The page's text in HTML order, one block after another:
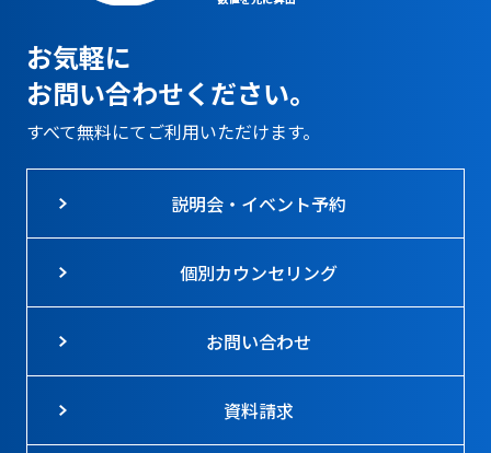
お気軽に
お問い合わせください。
すべて無料にてご利用いただけます。
説明会・イベント予約
個別カウンセリング
お問い合わせ
資料請求